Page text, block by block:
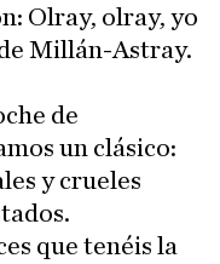
Olray, olray, yo
Millán-Astray.
de
un clásico:
y crueles
que tenéis la